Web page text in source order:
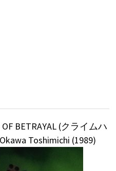
BETRAYAL (クライムハ
Toshimichi (1989)